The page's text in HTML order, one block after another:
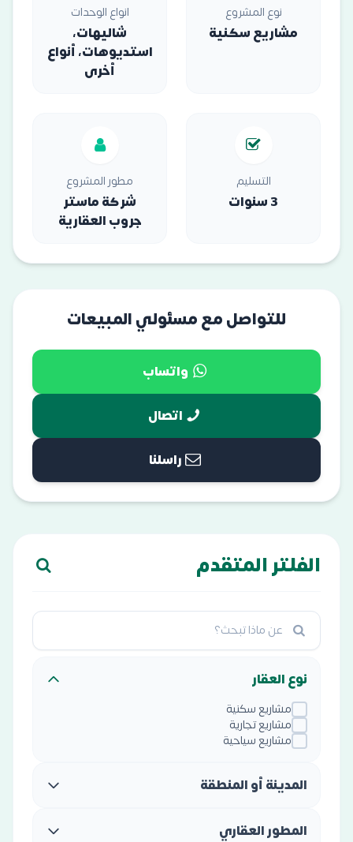
نوع المشروع
مشاريع سكنية
انواع الوحدات
شاليهات،
استديوهات، أنواع
أخرى
التسليم
3 سنوات
مطور المشروع
شركة ماستر
جروب العقارية
للتواصل مع مسئولي المبيعات
واتساب
اتصال
راسلنا
الفلتر المتقدم
نوع العقار
مشاريع سكنية
مشاريع تجارية
مشاريع سياحية
المدينة أو المنطقة
المطور العقاري